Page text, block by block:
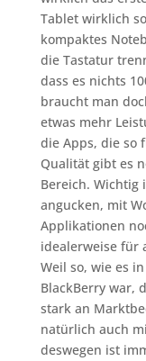
Tablet wirklich
kompaktes
die Tastatur
dass es nichts
braucht man
etwas mehr
die Apps, die so
Qualität gibt es
Bereich. Wichtig
angucken, mit
Applikationen
idealerweise für
Weil so, wie es
BlackBerry war,
stark an
natürlich auch
deswegen ist